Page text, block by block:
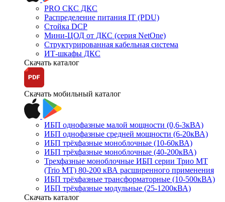
PRO СКС ДКС
Распределение питания IT (PDU)
Стойка DCP
Мини-ЦОД от ДКС (серия NetOne)
Структурированная кабельная система
ИТ-шкафы ДКС
Скачать каталог
Скачать мобильный каталог
ИБП однофазные малой мощности (0,6-3кВА)
ИБП однофазные средней мощности (6-20кВА)
ИБП трёхфазные моноблочные (10-60кВА)
ИБП трёхфазные моноблочные (40-200кВА)
Трехфазные моноблочные ИБП серии Трио МТ
(Trio MT) 80-200 кВА расширенного применения
ИБП трёхфазные трансформаторные (10-500кВА)
ИБП трёхфазные модульные (25-1200кВА)
Скачать каталог